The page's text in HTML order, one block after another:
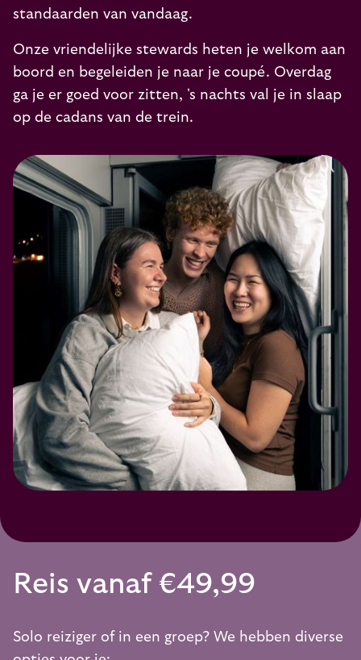
standaarden van vandaag.
Onze vriendelijke stewards heten je welkom aan
boord en begeleiden je naar je coupé. Overdag
ga je er goed voor zitten, 's nachts val je in slaap
op de cadans van de trein.
Reis vanaf €49,99
Solo reiziger of in een groep? We hebben diverse